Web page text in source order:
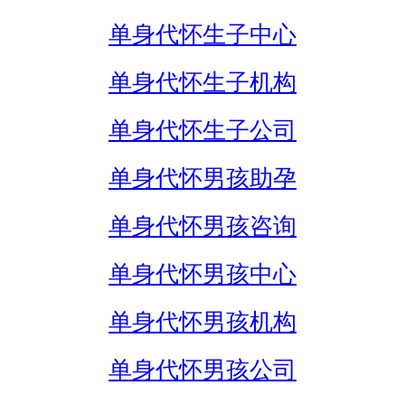
单身代怀生子中心
单身代怀生子机构
单身代怀生子公司
单身代怀男孩助孕
单身代怀男孩咨询
单身代怀男孩中心
单身代怀男孩机构
单身代怀男孩公司